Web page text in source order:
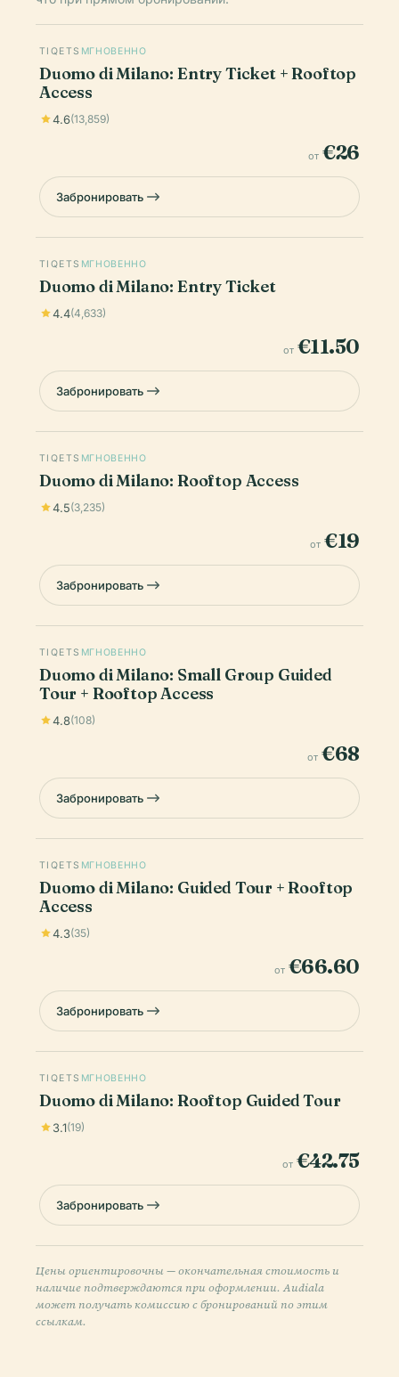
TIQETS МГНОВЕННО
Duomo di Milano: Entry Ticket + Rooftop
Access
4.6(13,859)
от €26
Забронировать
TIQETS МГНОВЕННО
Duomo di Milano: Entry Ticket
4.4(4,633)
от €11.50
Забронировать
TIQETS МГНОВЕННО
Duomo di Milano: Rooftop Access
4.5(3,235)
от €19
Забронировать
TIQETS МГНОВЕННО
Duomo di Milano: Small Group Guided
Tour + Rooftop Access
4.8(108)
от €68
Забронировать
TIQETS МГНОВЕННО
Duomo di Milano: Guided Tour + Rooftop
Access
4.3(35)
от €66.60
Забронировать
TIQETS МГНОВЕННО
Duomo di Milano: Rooftop Guided Tour
3.1(19)
от €42.75
Забронировать
Цены ориентировочны — окончательная стоимость и
наличие подтверждаются при оформлении. Audiala
может получать комиссию с бронирований по этим
ссылкам.